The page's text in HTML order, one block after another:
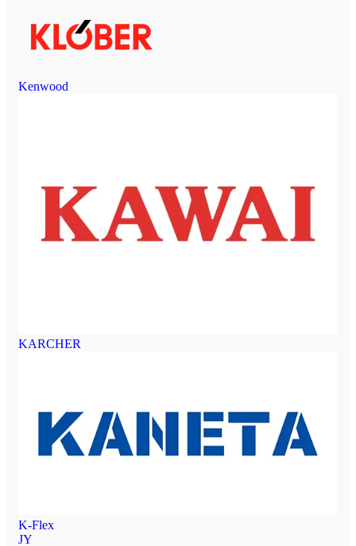
Kenwood
KARCHER
K-Flex
JY